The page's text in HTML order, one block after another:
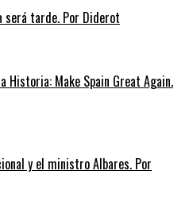
será tarde. Por Diderot
Historia: Make Spain Great Again.
y el ministro Albares. Por